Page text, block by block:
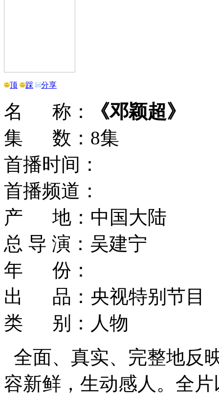
顶 踩 分享
名 称：
《邓颖超》
集 数：8集
首播时间：
首播频道：
产 地：中国大陆
总 导 演：吴建宁
年 份：
出 品：央视特别节目
类 别：人物
全面、真实、完整地反
容新鲜，生动感人。全